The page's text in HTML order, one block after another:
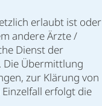
erlaubt ist oder
andere Ärzte /
Dienst der
Die Übermittlung
zur Klärung von
erfolgt die